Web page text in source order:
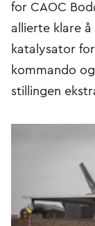
for CAOC
allierte klare
katalysator
kommando
stillingen